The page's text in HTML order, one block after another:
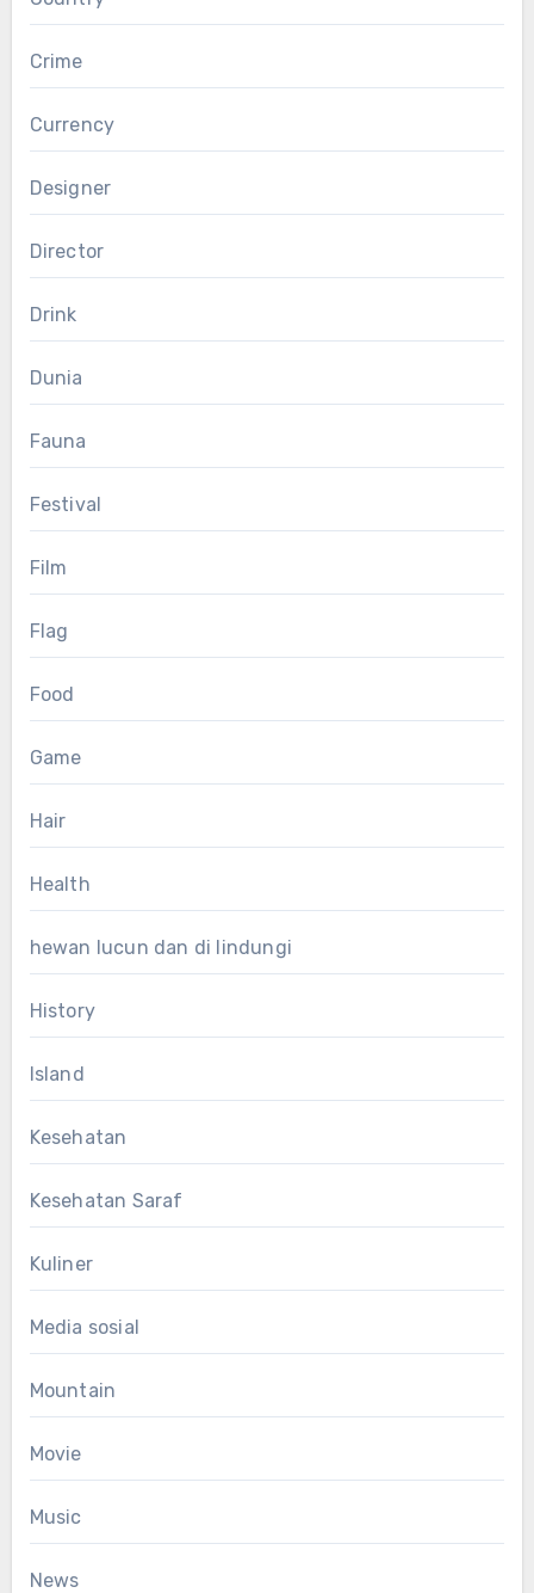
Crime
Currency
Designer
Director
Drink
Dunia
Fauna
Festival
Film
Flag
Food
Game
Hair
Health
hewan lucun dan di lindungi
History
Island
Kesehatan
Kesehatan Saraf
Kuliner
Media sosial
Mountain
Movie
Music
News